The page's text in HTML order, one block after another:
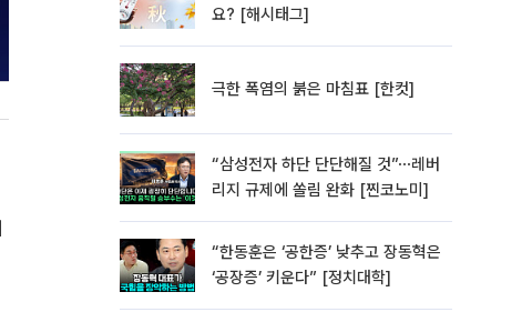
요? [해시태그]
극한 폭염의 붉은 마침표 [한컷]
“삼성전자 하단 단단해질 것”⋯레버
리지 규제에 쏠림 완화 [찐코노미]
“한동훈은 ‘공한증’ 낮추고 장동혁은
‘공장증’ 키운다” [정치대학]